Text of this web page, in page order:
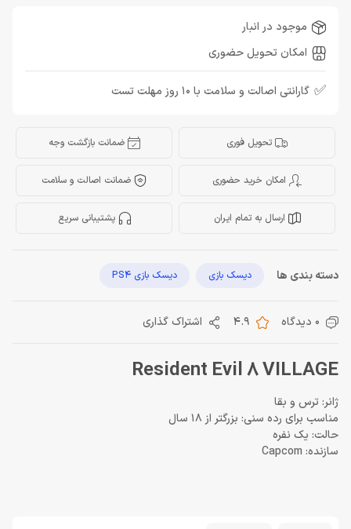
موجود در انبار
امکان تحویل حضوری
✅ گارانتی اصالت و سلامت با 10 روز مهلت تست
تحویل فوری ضمانت بازگشت وجه
امکان خرید حضوری ضمانت اصالت و سلامت
ارسال به تمام ایران پشتیبانی سریع
دسته بندی ها دیسک بازی دیسک بازی PS4
0 دیدگاه 4.9 اشتراک گذاری
Resident Evil 8 VILLAGE
ژانر: ترس و بقا
مناسب برای رده سنی: بزرگتر از 18 سال
حالت: یک نفره
سازنده: Capcom